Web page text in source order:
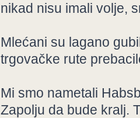
nikad nisu imali volje,
Mlećani su lagano
trgovačke rute
Mi smo nametali
Zapolju da bude kralj.